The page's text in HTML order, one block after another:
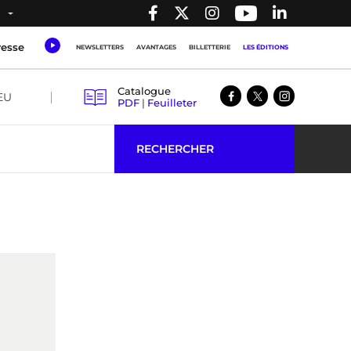
NEWSLETTERS AVANTAGES BILLETTERIE LES ÉDITIONS
Catalogue
PDF | Feuilleter
RECHERCHER